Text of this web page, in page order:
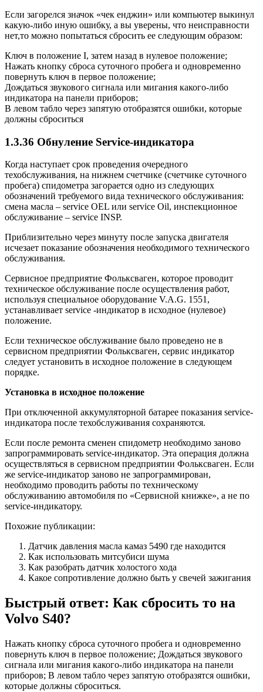
Если загорелся значок «чек енджин» или компьютер выкинул
какую-либо иную ошибку, а вы уверены, что неисправности
нет,то можно попытаться сбросить ее следующим образом:
Ключ в положение I, затем назад в нулевое положение;
Нажать кнопку сброса суточного пробега и одновременно
повернуть ключ в первое положение;
Дождаться звукового сигнала или мигания какого-либо
индикатора на панели приборов;
В левом табло через запятую отобразятся ошибки, которые
должны сброситься
1.3.36 Обнуление Service-индикатора
Когда наступает срок проведения очередного
техобслуживания, на нижнем счетчике (счетчике суточного
пробега) спидометра загорается одно из следующих
обозначений требуемого вида технического обслуживания:
смена масла – service OEL или service Oil, инспекционное
обслуживание – service INSP.
Приблизительно через минуту после запуска двигателя
исчезает показание обозначения необходимого технического
обслуживания.
Сервисное предприятие Фольксваген, которое проводит
техническое обслуживание после осуществления работ,
используя специальное оборудование V.A.G. 1551,
устанавливает service -индикатор в исходное (нулевое)
положение.
Если техническое обслуживание было проведено не в
сервисном предприятии Фольксваген, сервис индикатор
следует установить в исходное положение в следующем
порядке.
Установка в исходное положение
При отключенной аккумуляторной батарее показания service-
индикатора после техобслуживания сохраняются.
Если после ремонта сменен спидометр необходимо заново
запрограммировать service-индикатор. Эта операция должна
осуществляться в сервисном предприятии Фольксваген. Если
же service-индикатор заново не запрограммирован,
необходимо проводить работы по техническому
обслуживанию автомобиля по «Сервисной книжке», а не по
service-индикатору.
Похожие публикации:
Датчик давления масла камаз 5490 где находится
Как использовать митсубиси шума
Как разобрать датчик холостого хода
Какое сопротивление должно быть у свечей зажигания
Быстрый ответ: Как сбросить то на
Volvo S40?
Нажать кнопку сброса суточного пробега и одновременно
повернуть ключ в первое положение; Дождаться звукового
сигнала или мигания какого-либо индикатора на панели
приборов; В левом табло через запятую отобразятся ошибки,
которые должны сброситься.